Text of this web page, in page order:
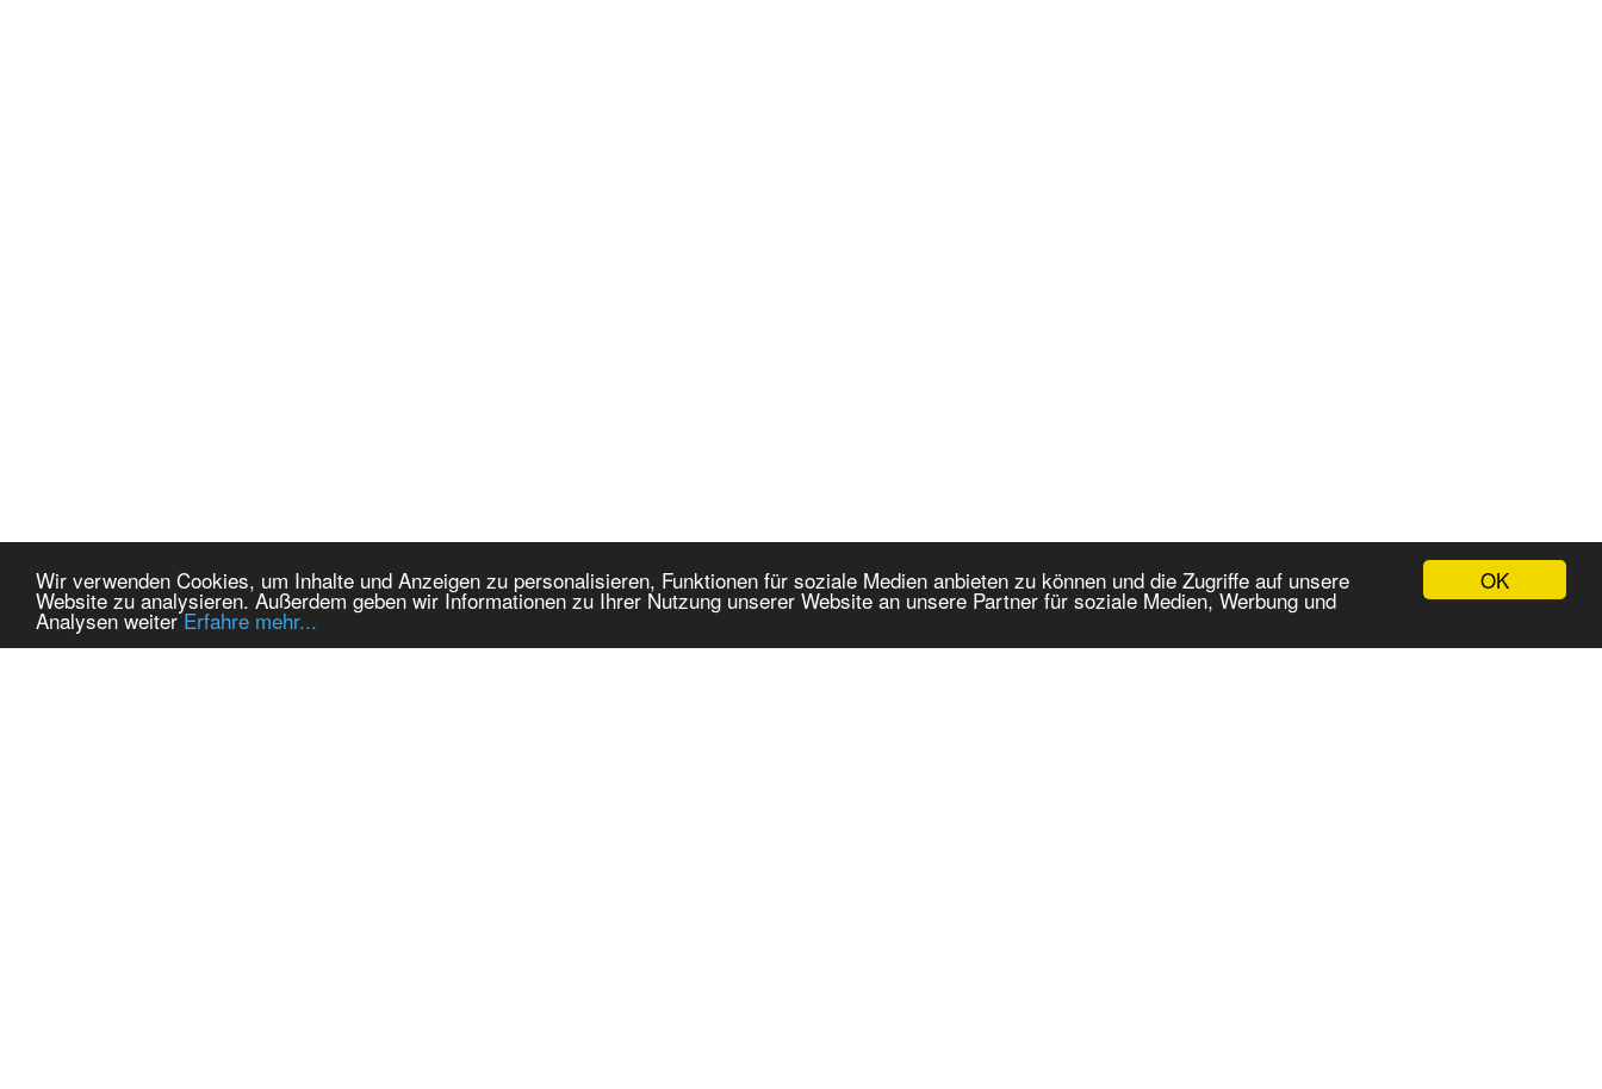
OK
Wir verwenden Cookies, um Inhalte und Anzeigen zu personalisieren, Funktionen für soziale Medien anbieten zu können und die Zugriffe auf unsere
Website zu analysieren. Außerdem geben wir Informationen zu Ihrer Nutzung unserer Website an unsere Partner für soziale Medien, Werbung und
Analysen weiterErfahre mehr...